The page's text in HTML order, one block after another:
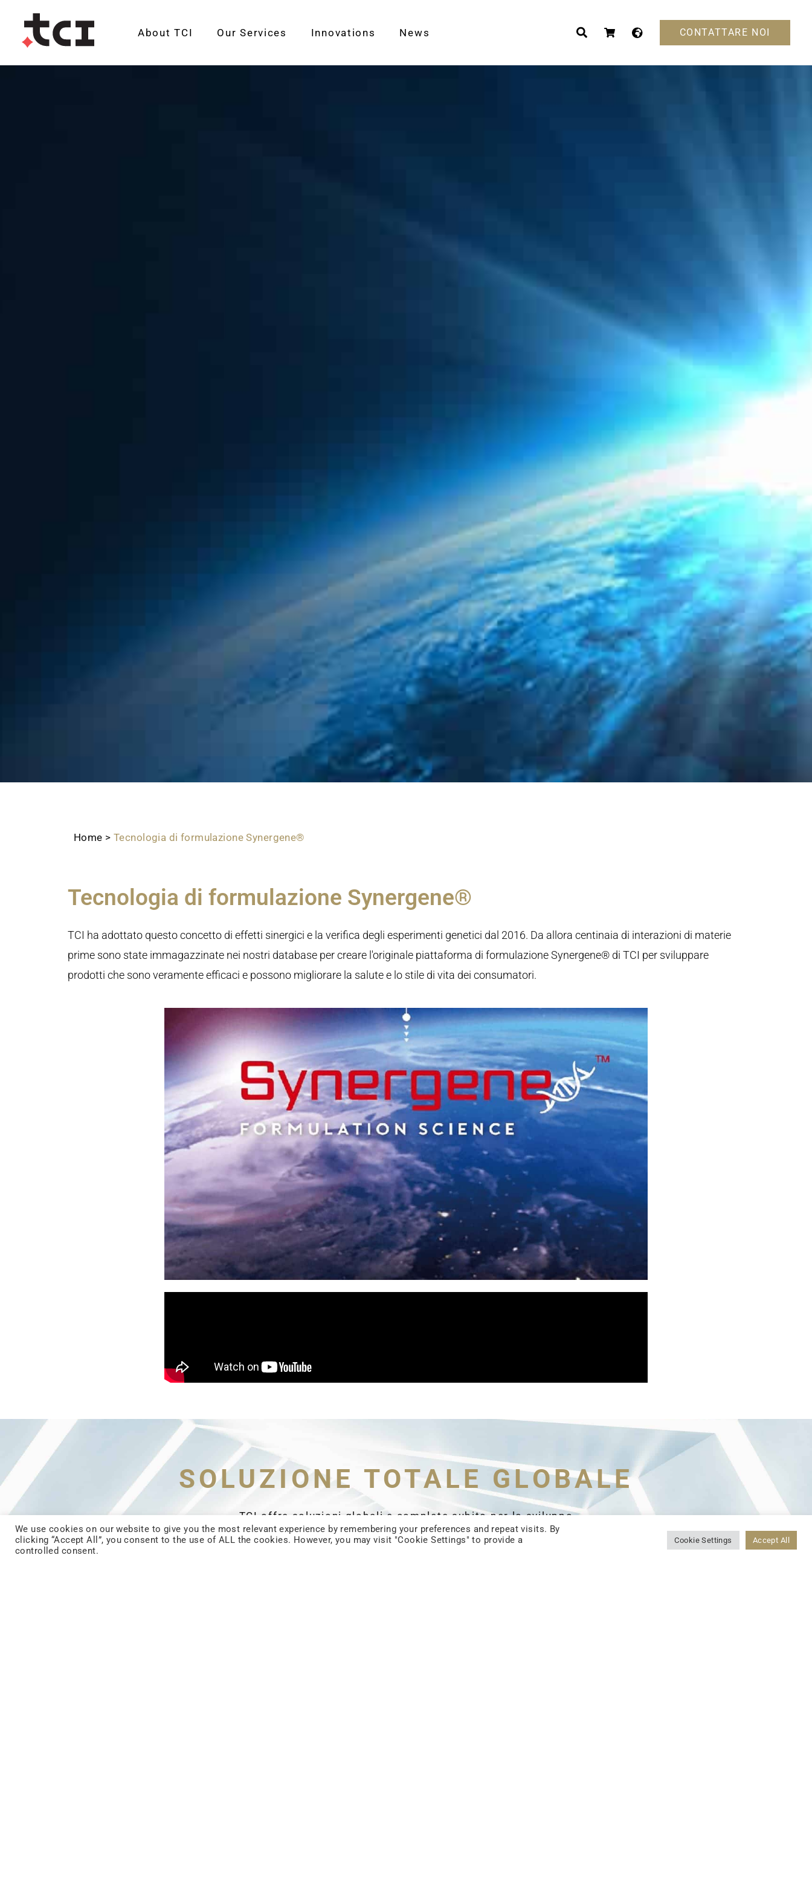
About TCI Our Services Innovations News CONTATTARE NOI
Home > Tecnologia di formulazione Synergene®
Tecnologia di formulazione Synergene®
TCI ha adottato questo concetto di effetti sinergici e la verifica degli esperimenti genetici dal 2016. Da allora centinaia di interazioni di materie
prime sono state immagazzinate nei nostri database per creare l'originale piattaforma di formulazione Synergene® di TCI per sviluppare
prodotti che sono veramente efficaci e possono migliorare la salute e lo stile di vita dei consumatori.
SOLUZIONE TOTALE GLOBALE
TCI offre soluzioni globali e complete subito per lo sviluppo
dell'analisi di mercato, progettazione, produzione e imballaggio
We use cookies on our website to give you the most relevant experience by remembering your preferences and repeat visits. By
clicking “Accept All”, you consent to the use of ALL the cookies. However, you may visit "Cookie Settings" to provide a
controlled consent.
Cookie Settings Accept All